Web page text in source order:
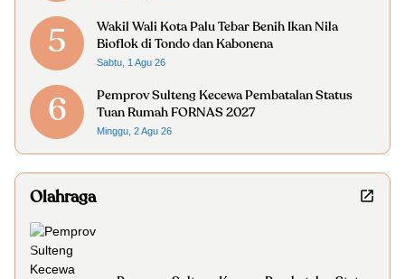
5
Wakil Wali Kota Palu Tebar Benih Ikan Nila
Bioflok di Tondo dan Kabonena
Sabtu, 1 Agu 26
6
Pemprov Sulteng Kecewa Pembatalan Status
Tuan Rumah FORNAS 2027
Minggu, 2 Agu 26
Olahraga